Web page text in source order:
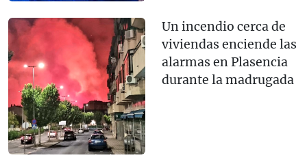
Un incendio cerca de
viviendas enciende las
alarmas en Plasencia
durante la madrugada